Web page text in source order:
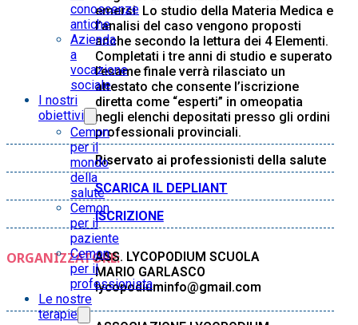
conoscenze
antiche
Azienda
a
vocazione
sociale
I nostri
obiettivi
Cemon
per il
mondo
della
salute
Cemon
per il
paziente
Cemon
per il
professionista
Le nostre
terapie
emersi. Lo studio della Materia Medica e
l’analisi del caso vengono proposti
anche secondo la lettura dei 4 Elementi.
Completati i tre anni di studio e superato
l’esame finale verrà rilasciato un
attestato che consente l’iscrizione
diretta come “esperti” in omeopatia
negli elenchi depositati presso gli ordini
professionali provinciali.
Riservato ai professionisti della salute
SCARICA IL DEPLIANT
ISCRIZIONE
ORGANIZZATORE:ASS. LYCOPODIUM SCUOLA
MARIO GARLASCO
lycopodiuminfo@gmail.com